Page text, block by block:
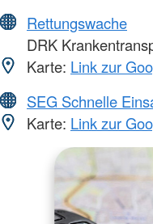
Rettungswache
DRK
Karte: Link zur
SEG Schnelle
Karte: Link zur